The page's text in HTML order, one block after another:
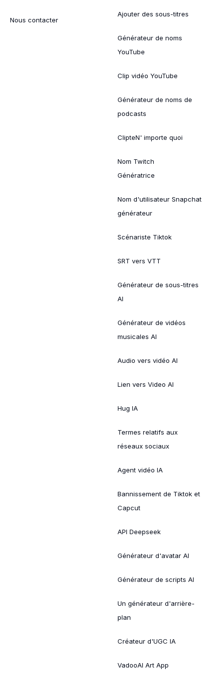
Nous contacter
Ajouter des sous-titres
Générateur de noms
YouTube
Clip vidéo YouTube
Générateur de noms de
podcasts
ClipteN' importe quoi
Nom Twitch
Génératrice
Nom d'utilisateur Snapchat
générateur
Scénariste Tiktok
SRT vers VTT
Générateur de sous-titres
AI
Générateur de vidéos
musicales AI
Audio vers vidéo AI
Lien vers Video AI
Hug IA
Termes relatifs aux
réseaux sociaux
Agent vidéo IA
Bannissement de Tiktok et
Capcut
API Deepseek
Générateur d'avatar AI
Générateur de scripts AI
Un générateur d'arrière-
plan
Créateur d'UGC IA
VadooAI Art App